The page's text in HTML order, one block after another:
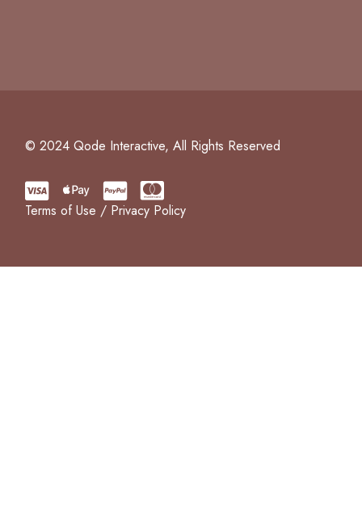
© 2024Qode Interactive, All Rights Reserved
Terms of Use / Privacy Policy